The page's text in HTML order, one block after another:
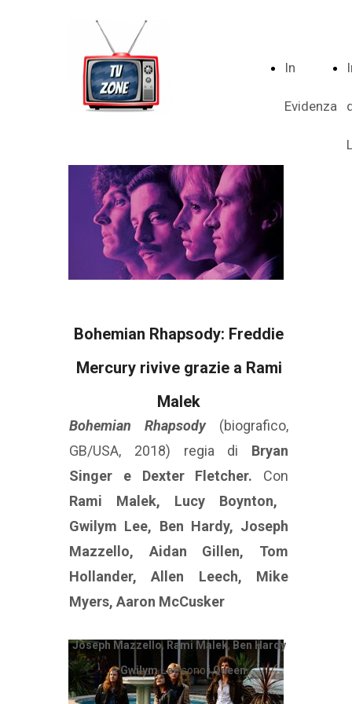
In
Evidenza
Bohemian Rhapsody: Freddie
Mercury rivive grazie a Rami
Malek
Bohemian Rhapsody (biografico,
GB/USA, 2018) regia di Bryan
Singer e Dexter Fletcher. Con
Rami Malek, Lucy Boynton,
Gwilym Lee, Ben Hardy, Joseph
Mazzello, Aidan Gillen, Tom
Hollander, Allen Leech, Mike
Myers, Aaron McCusker
Joseph Mazzello, Rami Malek, Ben Hardy
eGwilym Leesono iQueen